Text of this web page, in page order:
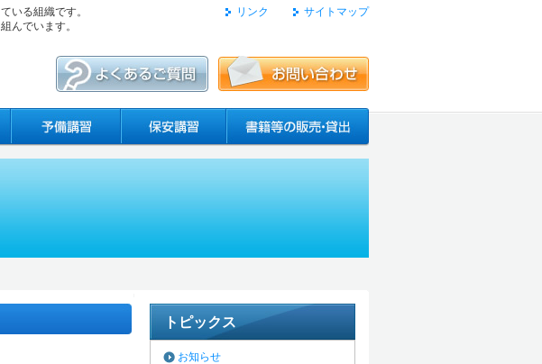
いる組織です。
んでいます。
リンク サイトマップ
トピックス
お知らせ